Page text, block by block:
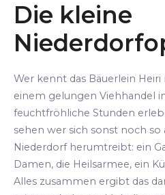
Die kleine
Wer kennt das Bäuerlein
einem gelungen Viehhandel
feuchtfröhliche Stunden
sehen wer sich sonst noch so
Niederdorf herumtreibt: ein
Damen, die Heilsarmee, ein
Alles zusammen ergibt das